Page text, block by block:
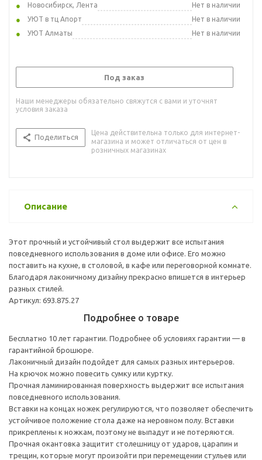
Новосибирск, Лента
Нет в наличии
УЮТ в тц Апорт
Нет в наличии
УЮТ Алматы
Нет в наличии
Под заказ
Наши менеджеры обязательно свяжутся с вами и уточнят
условия заказа
Поделиться
Цена действительна только для интернет-
магазина и может отличаться от цен в
розничных магазинах
Описание
Этот прочный и устойчивый стол выдержит все испытания
повседневного использования в доме или офисе. Его можно
поставить на кухне, в столовой, в кафе или переговорной комнате.
Благодаря лаконичному дизайну прекрасно впишется в интерьер
разных стилей.
Артикул: 693.875.27
Подробнее о товаре
Бесплатно 10 лет гарантии. Подробнее об условиях гарантии — в
гарантийной брошюре.
Лаконичный дизайн подойдет для самых разных интерьеров.
На крючок можно повесить сумку или куртку.
Прочная ламинированная поверхность выдержит все испытания
повседневного использования.
Вставки на концах ножек регулируются, что позволяет обеспечить
устойчивое положение стола даже на неровном полу. Вставки
прикреплены к ножкам, поэтому не выпадут и не потеряются.
Прочная окантовка защитит столешницу от ударов, царапин и
трещин, которые могут произойти при перемещении стульев или